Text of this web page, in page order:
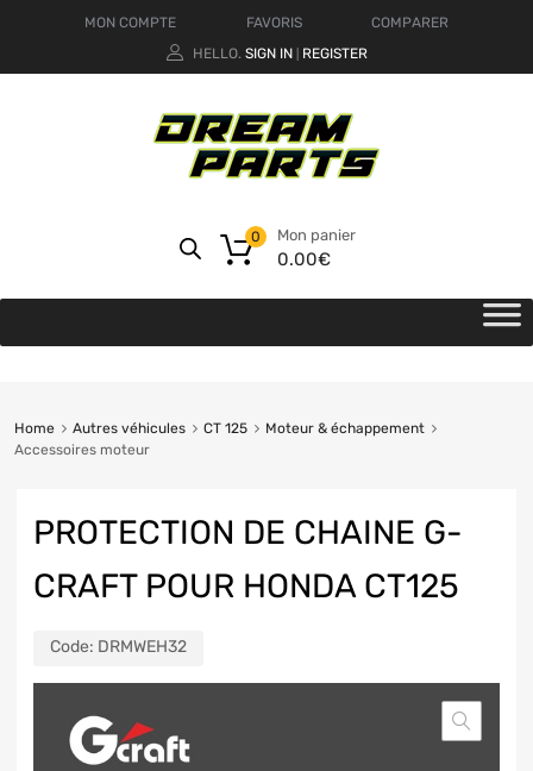
MON COMPTE FAVORIS
COMPARER
HELLO. SIGN IN REGISTER
Mon panier
0.00€
0
Home Autres véhicules CT 125
Moteur & échappement
Accessoires moteur
PROTECTION DE CHAINE G-
CRAFT POUR HONDA CT125
Code: DRMWEH32